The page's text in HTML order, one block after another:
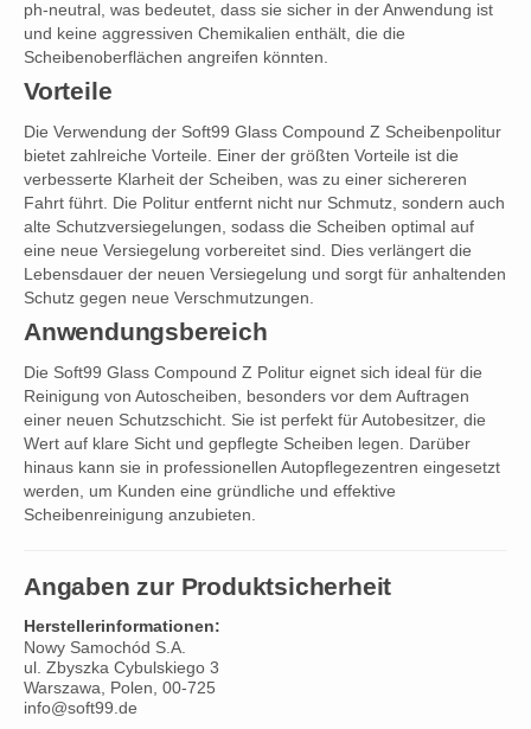
ph-neutral, was bedeutet, dass sie sicher in der Anwendung ist
und keine aggressiven Chemikalien enthält, die die
Scheibenoberflächen angreifen könnten.
Vorteile
Die Verwendung der Soft99 Glass Compound Z Scheibenpolitur
bietet zahlreiche Vorteile. Einer der größten Vorteile ist die
verbesserte Klarheit der Scheiben, was zu einer sichereren
Fahrt führt. Die Politur entfernt nicht nur Schmutz, sondern auch
alte Schutzversiegelungen, sodass die Scheiben optimal auf
eine neue Versiegelung vorbereitet sind. Dies verlängert die
Lebensdauer der neuen Versiegelung und sorgt für anhaltenden
Schutz gegen neue Verschmutzungen.
Anwendungsbereich
Die Soft99 Glass Compound Z Politur eignet sich ideal für die
Reinigung von Autoscheiben, besonders vor dem Auftragen
einer neuen Schutzschicht. Sie ist perfekt für Autobesitzer, die
Wert auf klare Sicht und gepflegte Scheiben legen. Darüber
hinaus kann sie in professionellen Autopflegezentren eingesetzt
werden, um Kunden eine gründliche und effektive
Scheibenreinigung anzubieten.
Angaben zur Produktsicherheit
Herstellerinformationen:
Nowy Samochód S.A.
ul. Zbyszka Cybulskiego 3
Warszawa, Polen, 00-725
info@soft99.de